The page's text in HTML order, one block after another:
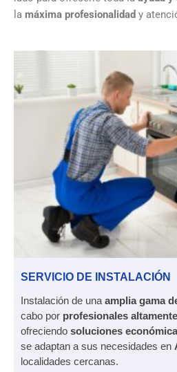
la máxima profesionalidad y
SERVICIO DE INSTALACIÓN
Instalación de una amplia gama
cabo por profesionales
ofreciendo soluciones
se adaptan a sus necesidades en
localidades cercanas.